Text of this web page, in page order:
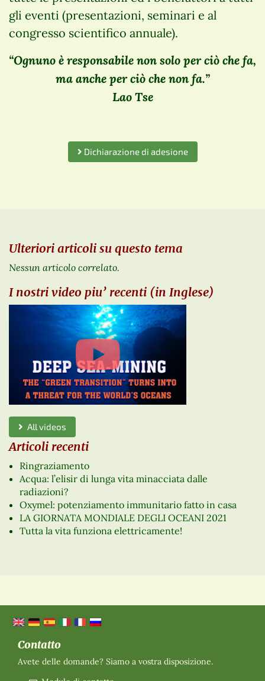
gli eventi (presentazioni, seminari e al
congresso scientifico annuale).
“Ognuno è responsabile non solo per ciò che fa,
ma anche per ciò che non fa.”
Lao Tse
Dichiarazione di adesione
Ulteriori articoli su questo tema
Nessun articolo correlato.
I nostri video piu’ recenti (in Inglese)
All videos
Articoli recenti
Ringraziamento
Acqua: l’elisir di lunga vita minacciata dalle
radiazioni?
Oxymel: potenziamento immunitario fatto in casa
LA GIORNATA MONDIALE DEGLI OCEANI 2021
Tutta la vita funziona elettricamente!
Contatto
Avete delle domande? Siamo a vostra disposizione.